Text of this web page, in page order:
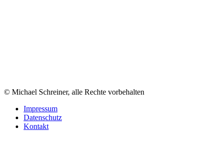
© Michael Schreiner, alle Rechte vorbehalten
Impressum
Datenschutz
Kontakt